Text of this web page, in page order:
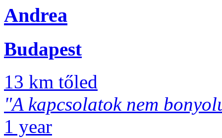
Andrea
Budapest
13 km tőled
"A kapcsolatok nem
1 year